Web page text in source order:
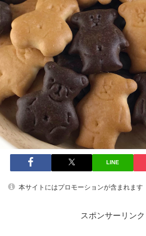
LINE
本サイトにはプロモーションが含まれます
スポンサーリンク